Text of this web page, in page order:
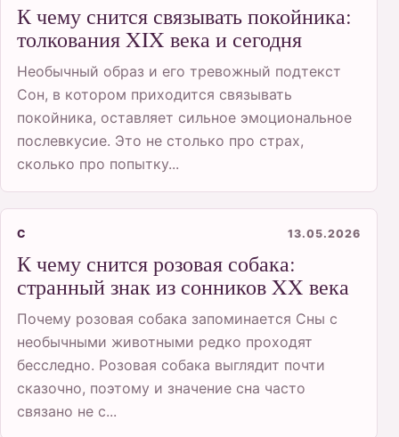
К чему снится связывать покойника:
толкования XIX века и сегодня
Необычный образ и его тревожный подтекст
Сон, в котором приходится связывать
покойника, оставляет сильное эмоциональное
послевкусие. Это не столько про страх,
сколько про попытку...
С 13.05.2026
К чему снится розовая собака:
странный знак из сонников XX века
Почему розовая собака запоминается Сны с
необычными животными редко проходят
бесследно. Розовая собака выглядит почти
сказочно, поэтому и значение сна часто
связано не с...